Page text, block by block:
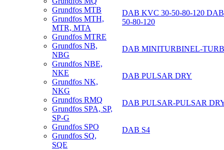
Grundfos MTB
Grundfos MTH,
MTR, MTA
Grundfos MTRE
Grundfos NB,
NBG
Grundfos NBE,
NKE
Grundfos NK,
NKG
Grundfos RMQ
Grundfos SPA, SP,
SP-G
Grundfos SPO
Grundfos SQ,
SQE
DAB KVC 30-50-80-120
50-80-120
DAB MINITURBINEL-
DAB PULSAR DRY
DAB PULSAR-PULSAR
DAB S4